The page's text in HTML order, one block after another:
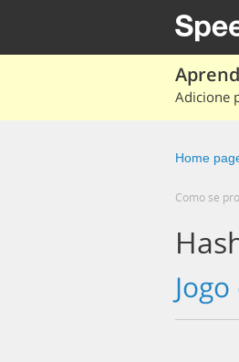
Adicione
Home
Como se